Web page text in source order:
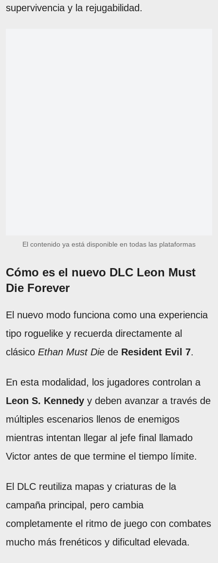
supervivencia y la rejugabilidad.
El contenido ya está disponible en todas las plataformas
Cómo es el nuevo DLC Leon Must
Die Forever
El nuevo modo funciona como una experiencia
tipo roguelike y recuerda directamente al
clásico Ethan Must Die de Resident Evil 7.
En esta modalidad, los jugadores controlan a
Leon S. Kennedy y deben avanzar a través de
múltiples escenarios llenos de enemigos
mientras intentan llegar al jefe final llamado
Victor antes de que termine el tiempo límite.
El DLC reutiliza mapas y criaturas de la
campaña principal, pero cambia
completamente el ritmo de juego con combates
mucho más frenéticos y dificultad elevada.